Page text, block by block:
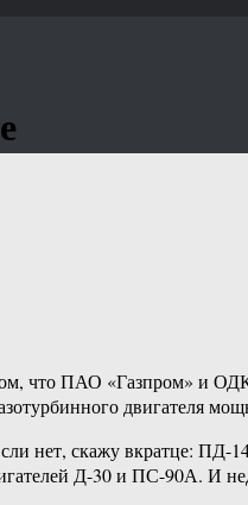
что ПАО «Газпром» и
двигателя
нет, скажу вкратце: ПД-
Д-30 и ПС-90А. И